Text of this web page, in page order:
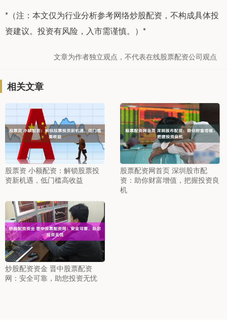
*（注：本文仅为行业分析参考网络炒股配资，不构成具体投
资建议。投资有风险，入市需谨慎。）*
文章为作者独立观点，不代表在线股票配资公司观点
相关文章
股票资 小额配资：解锁股票投
资新机遇，低门槛高收益
股票配资网首页 深圳股市配
资：助你财富增值，把握投资良
机
炒股配资资金 晋中股票配资
网：安全可靠，助您投资无忧